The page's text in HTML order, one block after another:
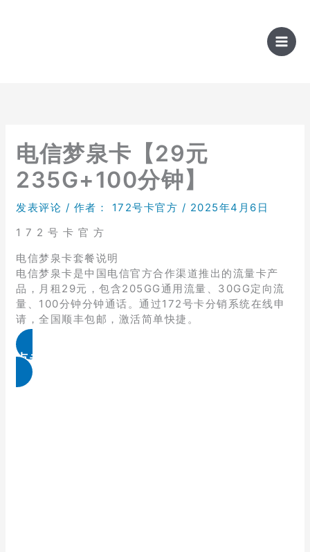
电信梦泉卡【29元
235G+100分钟】
发表评论 / 作者： 172号卡官方 / 2025年4月6日
1 7 2 号 卡 官 方
电信梦泉卡套餐说明
电信梦泉卡是中国电信官方合作渠道推出的流量卡产
品，月租29元，包含205GG通用流量、30GG定向流
量、100分钟分钟通话。通过172号卡分销系统在线申
请，全国顺丰包邮，激活简单快捷。
点击免费领取